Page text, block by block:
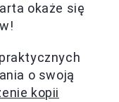
okaże się
o swoją
kopii